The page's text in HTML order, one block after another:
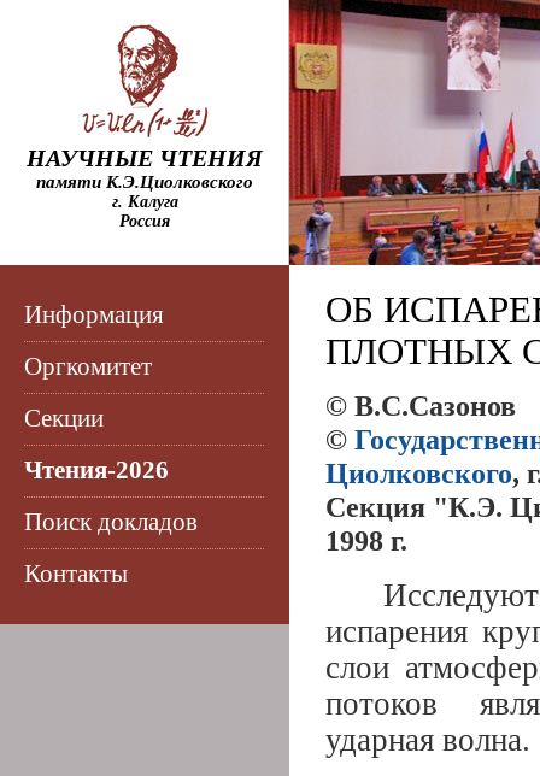
НАУЧНЫЕ ЧТЕНИЯ
памяти К.Э.Циолковского
г. Калуга
Россия
Информация
Оргкомитет
Секции
Чтения-2026
Поиск докладов
Контакты
ОБ
ПЛОТНЫХ
© В.С.Сазонов
©
Циолковского,
Секция "К.Э.
1998 г.
испарения
слои
потоков
ударная волна.